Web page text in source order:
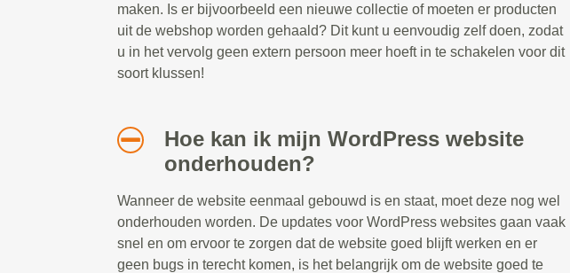
maken. Is er bijvoorbeeld een nieuwe collectie of moeten er producten
uit de webshop worden gehaald? Dit kunt u eenvoudig zelf doen, zodat
u in het vervolg geen extern persoon meer hoeft in te schakelen voor dit
soort klussen!
Hoe kan ik mijn WordPress website
onderhouden?
Wanneer de website eenmaal gebouwd is en staat, moet deze nog wel
onderhouden worden. De updates voor WordPress websites gaan vaak
snel en om ervoor te zorgen dat de website goed blijft werken en er
geen bugs in terecht komen, is het belangrijk om de website goed te